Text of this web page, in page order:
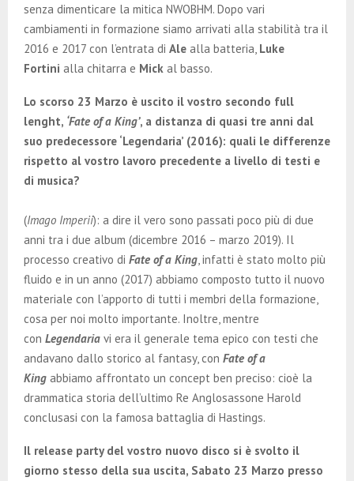
senza dimenticare la mitica NWOBHM. Dopo vari
cambiamenti in formazione siamo arrivati alla stabilità tra il
2016 e 2017 con l’entrata di Ale alla batteria, Luke
Fortini alla chitarra e Mick al basso.
Lo scorso 23 Marzo è uscito il vostro secondo full
lenght, ‘Fate of a King’, a distanza di quasi tre anni dal
suo predecessore ‘Legendaria’ (2016): quali le differenze
rispetto al vostro lavoro precedente a livello di testi e
di musica?
(Imago Imperii): a dire il vero sono passati poco più di due
anni tra i due album (dicembre 2016 – marzo 2019). Il
processo creativo di Fate of a King , infatti è stato molto più
fluido e in un anno (2017) abbiamo composto tutto il nuovo
materiale con l’apporto di tutti i membri della formazione,
cosa per noi molto importante. Inoltre, mentre
con Legendaria vi era il generale tema epico con testi che
andavano dallo storico al fantasy, con Fate of a
King abbiamo affrontato un concept ben preciso: cioè la
drammatica storia dell’ultimo Re Anglosassone Harold
conclusasi con la famosa battaglia di Hastings.
Il release party del vostro nuovo disco si è svolto il
giorno stesso della sua uscita, Sabato 23 Marzo presso